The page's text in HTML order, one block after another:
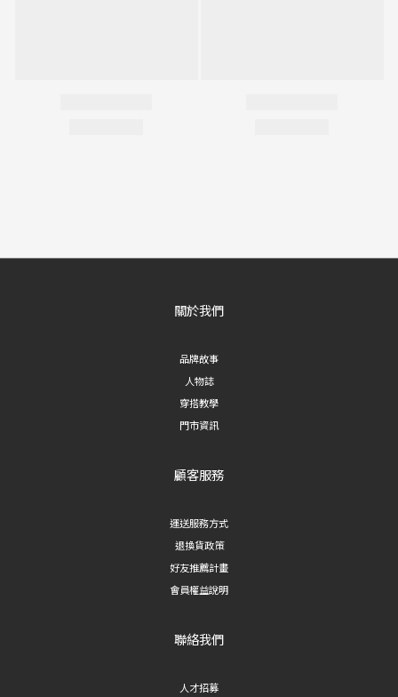
關於我們
品牌故事
人物誌
穿搭教學
門市資訊
顧客服務
運送服務方式
退換貨政策
好友推薦計畫
會員權益說明
聯絡我們
人才招募